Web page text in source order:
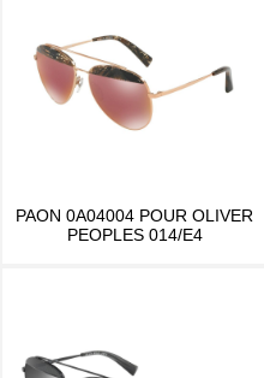
PAON 0A04004 POUR OLIVER
PEOPLES 014/E4